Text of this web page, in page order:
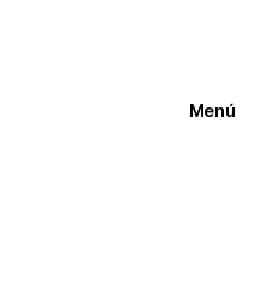
Menú